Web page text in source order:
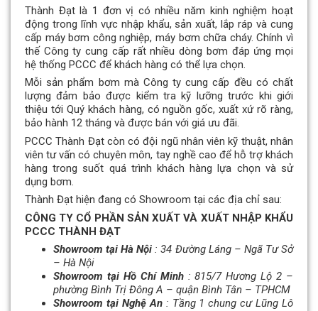
Thành Đạt là 1 đơn vị có nhiều năm kinh nghiệm hoạt
động trong lĩnh vực nhập khẩu, sản xuất, lắp ráp và cung
cấp máy bơm công nghiệp, máy bơm chữa cháy. Chính vì
thế Công ty cung cấp rất nhiều dòng bơm đáp ứng mọi
hệ thống PCCC để khách hàng có thể lựa chọn.
Mỗi sản phẩm bơm mà Công ty cung cấp đều có chất
lượng đảm bảo được kiểm tra kỹ lưỡng trước khi giới
thiệu tới Quý khách hàng, có nguồn gốc, xuất xứ rõ ràng,
bảo hành 12 tháng và được bán với giá ưu đãi.
PCCC Thành Đạt còn có đội ngũ nhân viên kỹ thuật, nhân
viên tư vấn có chuyên môn, tay nghề cao để hỗ trợ khách
hàng trong suốt quá trình khách hàng lựa chọn và sử
dụng bơm.
Thành Đạt hiện đang có Showroom tại các địa chỉ sau:
CÔNG TY CỔ PHẦN SẢN XUẤT VÀ XUẤT NHẬP KHẨU
PCCC THÀNH ĐẠT
Showroom tại Hà Nội : 34 Đường Láng – Ngã Tư Sở
– Hà Nội
Showroom tại Hồ Chí Minh: 815/7 Hương Lộ 2 –
phường Bình Trị Đông A – quận Bình Tân – TPHCM
Showroom tại Nghệ An: Tầng 1 chung cư Lũng Lô